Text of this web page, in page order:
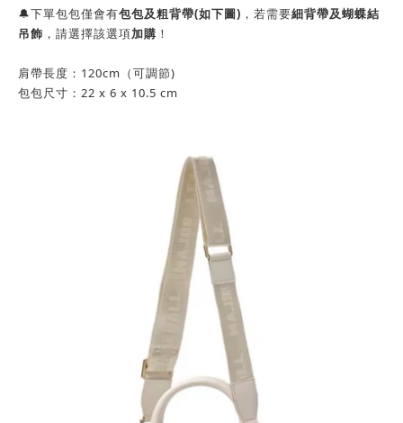
🔔下單包包僅會有包包及粗背帶(如下圖) ，若需要細背帶及蝴蝶結
吊飾 ，請選擇該選項加購 ！
肩帶長度：120cm（可調節)
包包尺寸：22 x 6 x 10.5 cm